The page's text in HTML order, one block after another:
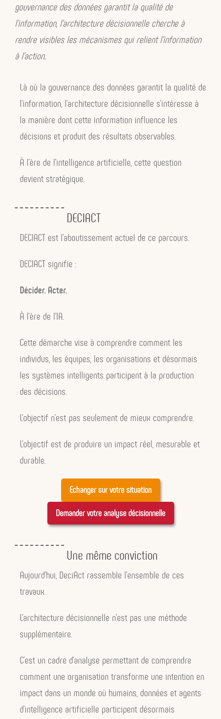
Avec le recul de 2026, je trouve que
c’est intéressant.
deviendra ensuite :
la gouvernance
les systèmes,
l’architecture décisionnelle.
Autrement dit,
manière dont une organisation apprend
Accompagner- transformer
Respect ;Enchantons nos lendemains
gouvernance des données garantit la qualité de
l’information, l’architecture décisionnelle cherche à
rendre visibles les mécanismes qui relient l’information
à l’action.
Là où la gouvernance des données garantit la qualité de
l’information, l’architecture décisionnelle s’intéresse à
la manière dont cette information influence les
décisions et produit des résultats observables.
À l’ère de l’intelligence artificielle, cette question
devient stratégique.
DECIACT
DECIACT est l’aboutissement actuel de ce parcours.
DECIACT signifie :
Décider. Acter.
À l’ère de l’IA.
Cette démarche vise à comprendre comment les
individus, les équipes, les organisations et désormais
les systèmes intelligents participent à la production
des décisions.
L’objectif n’est pas seulement de mieux comprendre.
L’objectif est de produire un impact réel, mesurable et
durable.
Echanger sur votre situation
Demander votre analyse décisionnelle
Une même conviction
Aujourd’hui, DeciAct rassemble l’ensemble de ces
travaux.
L’architecture décisionnelle n’est pas une méthode
supplémentaire.
C’est un cadre d’analyse permettant de comprendre
comment une organisation transforme une intention en
impact dans un monde où humains, données et agents
d’intelligence artificielle participent désormais